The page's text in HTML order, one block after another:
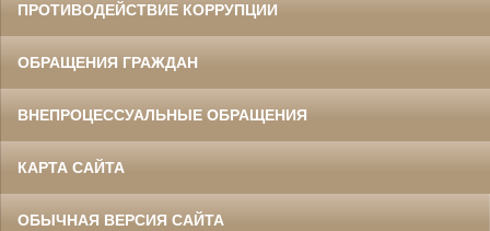
ПРОТИВОДЕЙСТВИЕ КОРРУПЦИИ
ОБРАЩЕНИЯ ГРАЖДАН
ВНЕПРОЦЕССУАЛЬНЫЕ ОБРАЩЕНИЯ
КАРТА САЙТА
ОБЫЧНАЯ ВЕРСИЯ САЙТА